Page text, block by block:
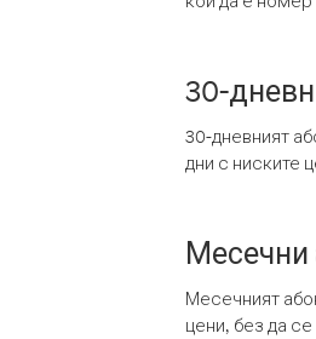
30-
30-дневният
дни с ниските
Месечни
Месечният
цени, без да